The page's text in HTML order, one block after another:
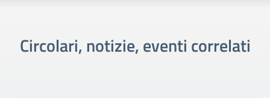
Circolari, notizie, eventi correlati